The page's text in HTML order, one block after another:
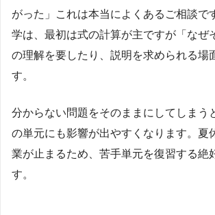
がった」これは本当によくあるご相談で
学は、最初は式の計算が主ですが「なぜ
の理解を要したり、説明を求められる場
す。
分からない問題をそのままにしてしまう
の単元にも影響が出やすくなります。夏
業が止まるため、苦手単元を復習する絶
す。